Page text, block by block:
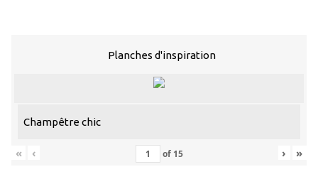
Planches d'inspiration
Champêtre chic
« ‹ of 15 › »